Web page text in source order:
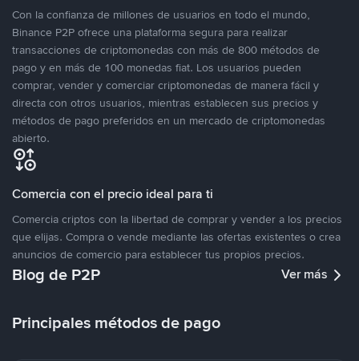
Con la confianza de millones de usuarios en todo el mundo,
Binance P2P ofrece una plataforma segura para realizar
transacciones de criptomonedas con más de 800 métodos de
pago y en más de 100 monedas fiat. Los usuarios pueden
comprar, vender y comerciar criptomonedas de manera fácil y
directa con otros usuarios, mientras establecen sus precios y
métodos de pago preferidos en un mercado de criptomonedas
abierto.
Comercia con el precio ideal para ti
Comercia criptos con la libertad de comprar y vender a los precios
que elijas. Compra o vende mediante las ofertas existentes o crea
anuncios de comercio para establecer tus propios precios.
Blog de P2P Ver más
Principales métodos de pago